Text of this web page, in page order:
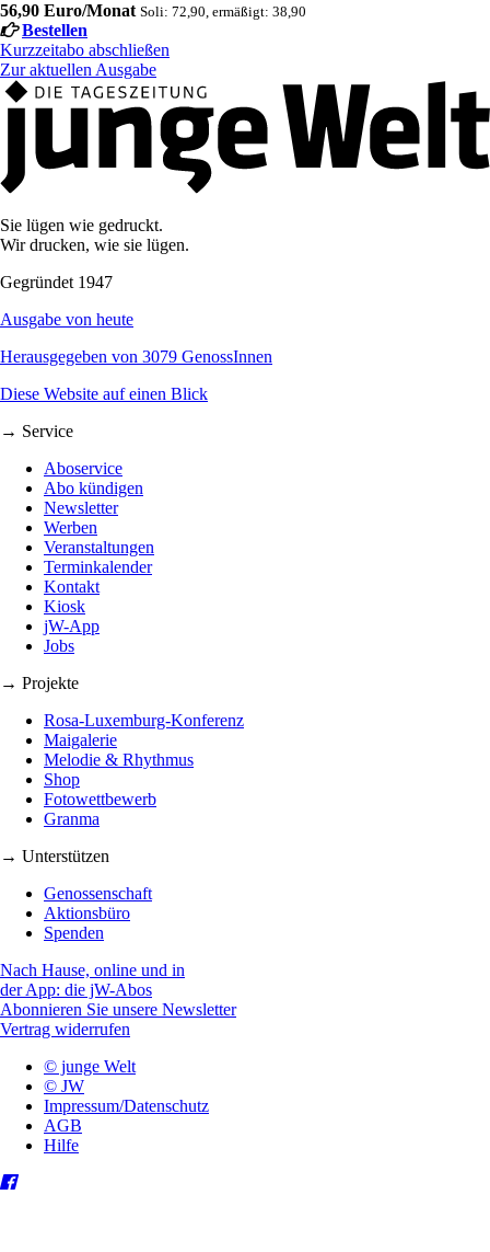
56,90 Euro/Monat Soli: 72,90, ermäßigt: 38,90
Bestellen
Kurzzeitabo abschließen
Zur aktuellen Ausgabe
Sie lügen wie gedruckt.
Wir drucken, wie sie lügen.
Gegründet 1947
Ausgabe von heute
Herausgegeben von 3079 GenossInnen
Diese Website auf einen Blick
→ Service
Aboservice
Abo kündigen
Newsletter
Werben
Veranstaltungen
Terminkalender
Kontakt
Kiosk
jW-App
Jobs
→ Projekte
Rosa-Luxemburg-Konferenz
Maigalerie
Melodie & Rhythmus
Shop
Fotowettbewerb
Granma
→ Unterstützen
Genossenschaft
Aktionsbüro
Spenden
Nach Hause, online und in
der App: die jW-Abos
Abonnieren Sie unsere Newsletter
Vertrag widerrufen
© junge Welt
© JW
Impressum/Datenschutz
AGB
Hilfe